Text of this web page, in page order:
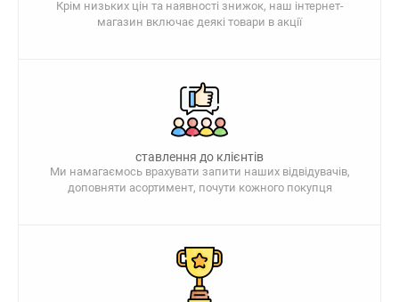
Крім низьких цін та наявності знижок, наш інтернет-
магазин включає деякі товари в акції
ставлення до клієнтів
Ми намагаємось врахувати запити наших відвідувачів,
доповняти асортимент, почути кожного покупця